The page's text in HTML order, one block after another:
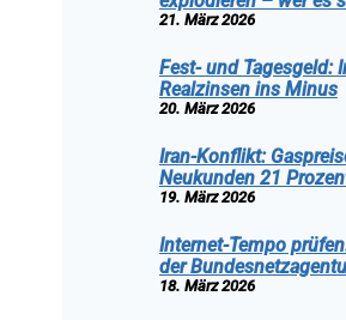
21. März 2026
Fest- und Tagesgeld:
Realzinsen ins Minus
20. März 2026
Iran-Konflikt:
Neukunden 21
19. März 2026
Internet-Tempo
der
18. März 2026